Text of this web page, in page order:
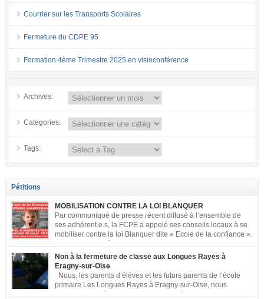
Courrier sur les Transports Scolaires
Fermeture du CDPE 95
Formation 4ème Trimestre 2025 en visioconférence
Archives:
Categories:
Tags:
Pétitions
MOBILISATION CONTRE LA LOI BLANQUER
Par communiqué de presse récent diffusé à l’ensemble de
ses adhérent.e.s, la FCPE a appelé ses conseils locaux à se
mobiliser contre la loi Blanquer dite « Ecole de la confiance ».
met à votre disposition ce kit de mobilisation comprenant : 1 affiche
appelant […]
Non à la fermeture de classe aux Longues Rayes à
Eragny-sur-Oise
Nous, les parents d’élèves et les futurs parents de l’école
primaire Les Longues Rayes à Eragny-sur-Oise, nous